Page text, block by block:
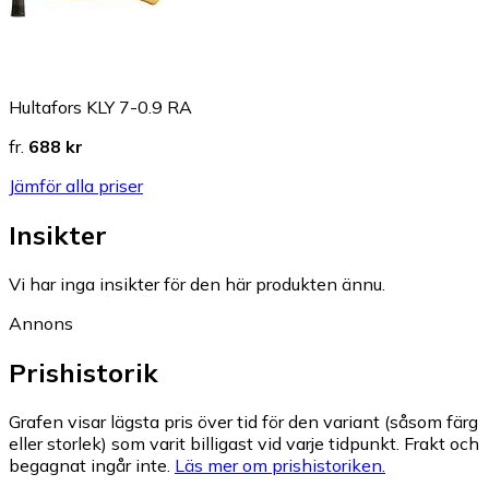
Hultafors KLY 7-0.9 RA
fr. 688 kr
Jämför alla priser
Insikter
Vi har inga insikter för den här produkten ännu.
Annons
Prishistorik
Grafen visar lägsta pris över tid för den variant (såsom färg
eller storlek) som varit billigast vid varje tidpunkt. Frakt och
begagnat ingår inte. Läs mer om prishistoriken.